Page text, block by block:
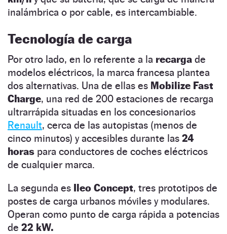
inalámbrica o por cable, es intercambiable.
Tecnología de carga
Por otro lado, en lo referente a la recarga de
modelos eléctricos, la marca francesa plantea
dos alternativas. Una de ellas es Mobilize Fast
Charge, una red de 200 estaciones de recarga
ultrarrápida situadas en los concesionarios
Renault, cerca de las autopistas (menos de
cinco minutos) y accesibles durante las 24
horas para conductores de coches eléctricos
de cualquier marca.
La segunda es Ileo Concept, tres prototipos de
postes de carga urbanos móviles y modulares.
Operan como punto de carga rápida a potencias
de 22 kW.